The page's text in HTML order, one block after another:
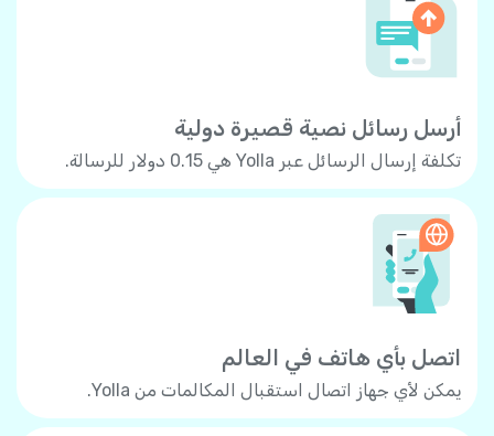
أرسل رسائل نصية قصيرة دولية
تكلفة إرسال الرسائل عبر Yolla هي 0.15 دولار للرسالة.
اتصل بأي هاتف في العالم
يمكن لأي جهاز اتصال استقبال المكالمات من Yolla.